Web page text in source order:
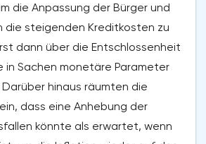
die Anpassung der Bürger und
die steigenden Kreditkosten zu
dann über die Entschlossenheit
in Sachen monetäre Parameter
hinaus räumten die
dass eine Anhebung der
könnte als erwartet, wenn